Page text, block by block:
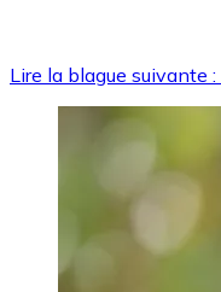
Lire la blague suivante